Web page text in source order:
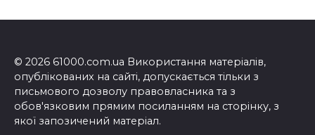
© 2026 61000.com.ua Використання матеріалів,
опублікованих на сайті, допускається тільки з
письмового дозволу правовласника та з
обов'язковим прямим посиланням на сторінку, з
якої запозичений матеріал.